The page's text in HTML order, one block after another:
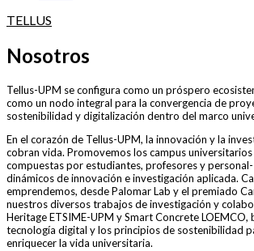
TELLUS
Nosotros
Tellus-UPM se configura como un próspero
como un nodo integral para la convergencia de
sostenibilidad y digitalización dentro del marco
En el corazón de Tellus-UPM, la innovación y la
cobran vida. Promovemos los campus
compuestas por estudiantes, profesores y
dinámicos de innovación e investigación aplicada.
emprendemos, desde Palomar Lab y el premiado
nuestros diversos trabajos de investigación y
Heritage ETSIME-UPM y Smart Concrete LOEMCO,
tecnología digital y los principios de sostenibilidad
enriquecer la vida universitaria.